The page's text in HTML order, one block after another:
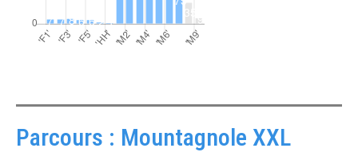
Parcours : Mountagnole XXL